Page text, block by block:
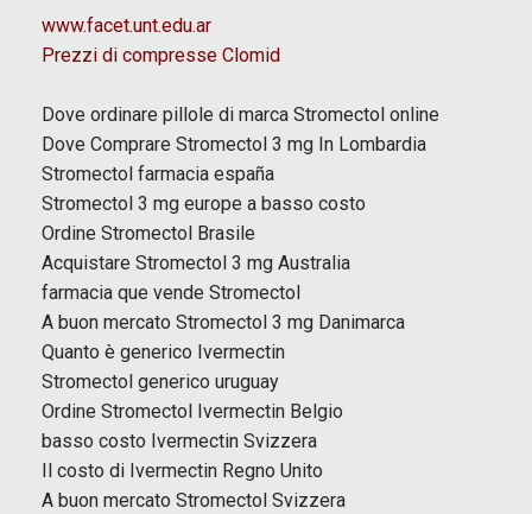
www.facet.unt.edu.ar
Prezzi di compresse Clomid
Dove ordinare pillole di marca Stromectol online
Dove Comprare Stromectol 3 mg In Lombardia
Stromectol farmacia españa
Stromectol 3 mg europe a basso costo
Ordine Stromectol Brasile
Acquistare Stromectol 3 mg Australia
farmacia que vende Stromectol
A buon mercato Stromectol 3 mg Danimarca
Quanto è generico Ivermectin
Stromectol generico uruguay
Ordine Stromectol Ivermectin Belgio
basso costo Ivermectin Svizzera
Il costo di Ivermectin Regno Unito
A buon mercato Stromectol Svizzera